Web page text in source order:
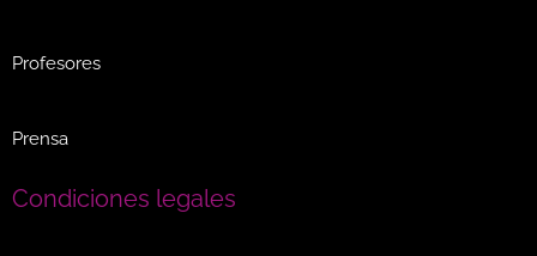
Profesores
Prensa
Condiciones legales